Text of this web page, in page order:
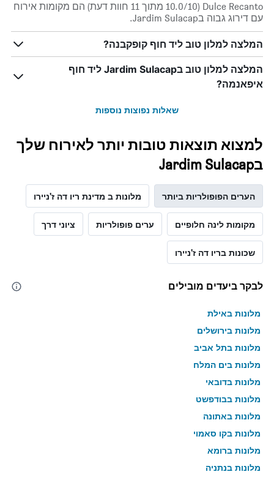
התרשים
כולל
ציר
Y
המציג
את
Dulce Recanto (10.0/10 מתוך 11 חוות דעת) הם מקומות אירוח
עם דירוג גבוה בJardim Sulacap.
המלצה למלון טוב ליד חוף קופקבנה?
המלצה למלון טוב בJardim Sulacap ליד חוף
איפאנמה?
שאלות נפוצות נוספות
למצוא תוצאות טובות יותר לאירוח שלך
בJardim Sulacap
הערים הפופולריות ביותר מלונות ב מדינת ריו דה ז'ניירו
מקומות לינה חלופיים ערים פופולריות ציוני דרך
שכונות בריו דה ז'ניירו
לבקר ביעדים מובילים
מלונות באילת
מלונות בירושלים
מלונות בתל אביב
מלונות בים המלח
מלונות בדובאי
מלונות בבודפשט
מלונות באתונה
מלונות בקו סאמוי
מלונות ברומא
מלונות בנתניה